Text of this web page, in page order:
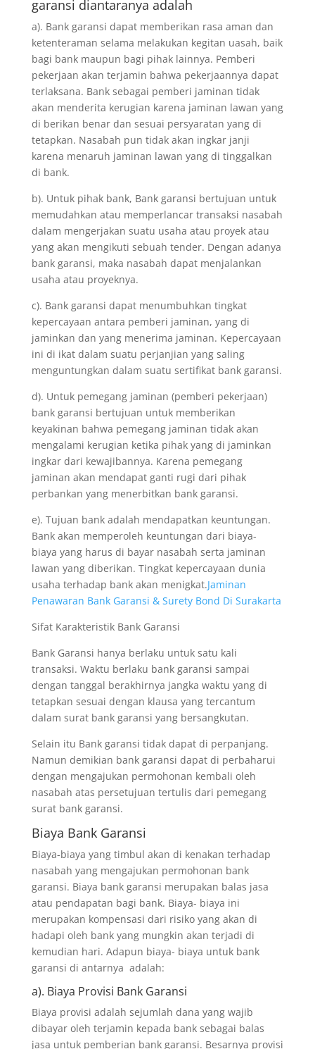
garansi diantaranya adalah
a). Bank garansi dapat memberikan rasa aman dan
ketenteraman selama melakukan kegitan uasah, baik
bagi bank maupun bagi pihak lainnya. Pemberi
pekerjaan akan terjamin bahwa pekerjaannya dapat
terlaksana. Bank sebagai pemberi jaminan tidak
akan menderita kerugian karena jaminan lawan yang
di berikan benar dan sesuai persyaratan yang di
tetapkan. Nasabah pun tidak akan ingkar janji
karena menaruh jaminan lawan yang di tinggalkan
di bank.
b). Untuk pihak bank, Bank garansi bertujuan untuk
memudahkan atau memperlancar transaksi nasabah
dalam mengerjakan suatu usaha atau proyek atau
yang akan mengikuti sebuah tender. Dengan adanya
bank garansi, maka nasabah dapat menjalankan
usaha atau proyeknya.
c). Bank garansi dapat menumbuhkan tingkat
kepercayaan antara pemberi jaminan, yang di
jaminkan dan yang menerima jaminan. Kepercayaan
ini di ikat dalam suatu perjanjian yang saling
menguntungkan dalam suatu sertifikat bank garansi.
d). Untuk pemegang jaminan (pemberi pekerjaan)
bank garansi bertujuan untuk memberikan
keyakinan bahwa pemegang jaminan tidak akan
mengalami kerugian ketika pihak yang di jaminkan
ingkar dari kewajibannya. Karena pemegang
jaminan akan mendapat ganti rugi dari pihak
perbankan yang menerbitkan bank garansi.
e). Tujuan bank adalah mendapatkan keuntungan.
Bank akan memperoleh keuntungan dari biaya-
biaya yang harus di bayar nasabah serta jaminan
lawan yang diberikan. Tingkat kepercayaan dunia
usaha terhadap bank akan menigkat.Jaminan
Penawaran Bank Garansi & Surety Bond Di Surakarta
Sifat Karakteristik Bank Garansi
Bank Garansi hanya berlaku untuk satu kali
transaksi. Waktu berlaku bank garansi sampai
dengan tanggal berakhirnya jangka waktu yang di
tetapkan sesuai dengan klausa yang tercantum
dalam surat bank garansi yang bersangkutan.
Selain itu Bank garansi tidak dapat di perpanjang.
Namun demikian bank garansi dapat di perbaharui
dengan mengajukan permohonan kembali oleh
nasabah atas persetujuan tertulis dari pemegang
surat bank garansi.
Biaya Bank Garansi
Biaya-biaya yang timbul akan di kenakan terhadap
nasabah yang mengajukan permohonan bank
garansi. Biaya bank garansi merupakan balas jasa
atau pendapatan bagi bank. Biaya- biaya ini
merupakan kompensasi dari risiko yang akan di
hadapi oleh bank yang mungkin akan terjadi di
kemudian hari. Adapun biaya- biaya untuk bank
garansi di antarnya adalah:
a). Biaya Provisi Bank Garansi
Biaya provisi adalah sejumlah dana yang wajib
dibayar oleh terjamin kepada bank sebagai balas
jasa untuk pemberian bank garansi. Besarnya provisi